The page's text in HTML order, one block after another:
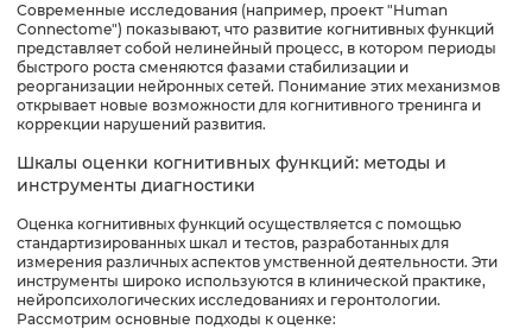
Современные исследования (например, проект "Human
Connectome") показывают, что развитие когнитивных функций
представляет собой нелинейный процесс, в котором периоды
быстрого роста сменяются фазами стабилизации и
реорганизации нейронных сетей. Понимание этих механизмов
открывает новые возможности для когнитивного тренинга и
коррекции нарушений развития.
Шкалы оценки когнитивных функций: методы и
инструменты диагностики
Оценка когнитивных функций осуществляется с помощью
стандартизированных шкал и тестов, разработанных для
измерения различных аспектов умственной деятельности. Эти
инструменты широко используются в клинической практике,
нейропсихологических исследованиях и геронтологии.
Рассмотрим основные подходы к оценке: